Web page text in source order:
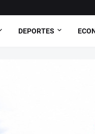
DEPORTES